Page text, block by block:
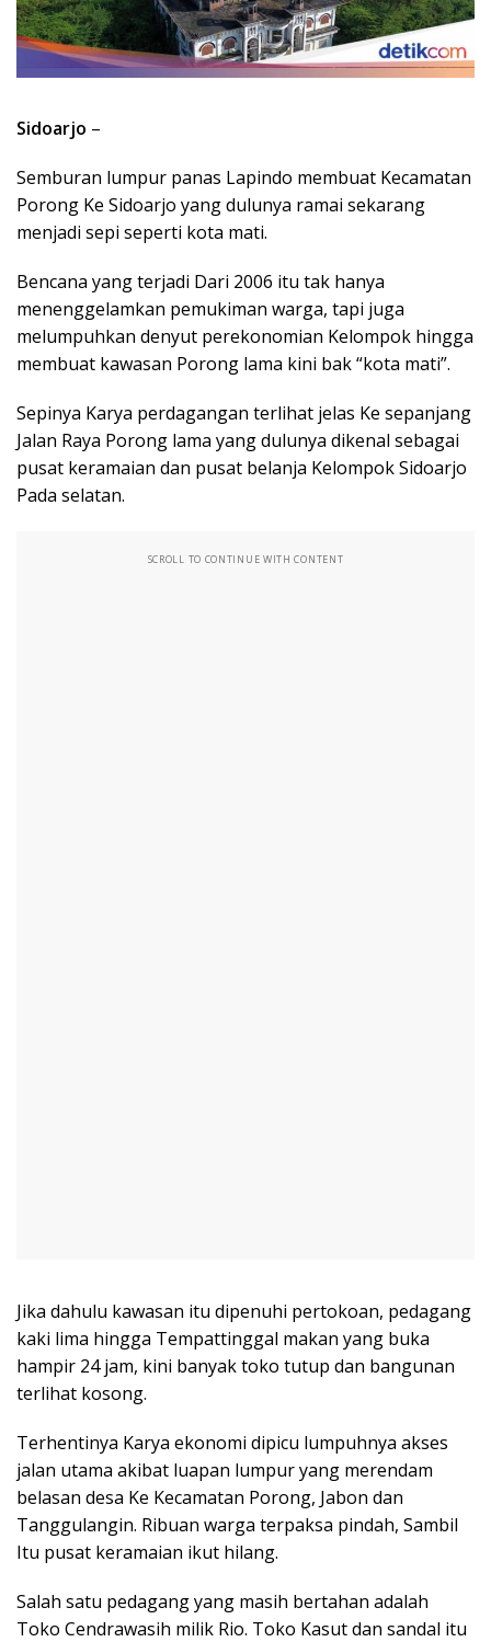
Sidoarjo –
Semburan lumpur panas Lapindo membuat Kecamatan
Porong Ke Sidoarjo yang dulunya ramai sekarang
menjadi sepi seperti kota mati.
Bencana yang terjadi Dari 2006 itu tak hanya
menenggelamkan pemukiman warga, tapi juga
melumpuhkan denyut perekonomian Kelompok hingga
membuat kawasan Porong lama kini bak “kota mati”.
Sepinya Karya perdagangan terlihat jelas Ke sepanjang
Jalan Raya Porong lama yang dulunya dikenal sebagai
pusat keramaian dan pusat belanja Kelompok Sidoarjo
Pada selatan.
SCROLL TO CONTINUE WITH CONTENT
Jika dahulu kawasan itu dipenuhi pertokoan, pedagang
kaki lima hingga Tempattinggal makan yang buka
hampir 24 jam, kini banyak toko tutup dan bangunan
terlihat kosong.
Terhentinya Karya ekonomi dipicu lumpuhnya akses
jalan utama akibat luapan lumpur yang merendam
belasan desa Ke Kecamatan Porong, Jabon dan
Tanggulangin. Ribuan warga terpaksa pindah, Sambil
Itu pusat keramaian ikut hilang.
Salah satu pedagang yang masih bertahan adalah
Toko Cendrawasih milik Rio. Toko Kasut dan sandal itu